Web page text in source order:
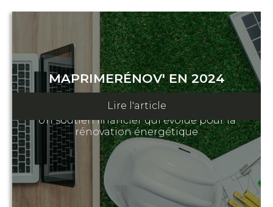
MAPRIMERÉNOV' EN 2024
11 décembre 2023
Un soutien financier qui évolue pour la
rénovation énergétique
Lire l'article